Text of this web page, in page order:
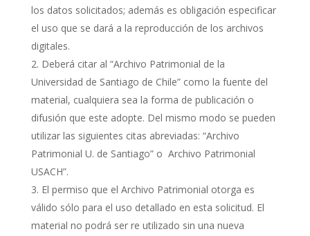
los datos solicitados; además es obligación especificar
el uso que se dará a la reproducción de los archivos
digitales.
Deberá citar al “Archivo Patrimonial de la
Universidad de Santiago de Chile” como la fuente del
material, cualquiera sea la forma de publicación o
difusión que este adopte. Del mismo modo se pueden
utilizar las siguientes citas abreviadas: “Archivo
Patrimonial U. de Santiago” o Archivo Patrimonial
USACH”.
El permiso que el Archivo Patrimonial otorga es
válido sólo para el uso detallado en esta solicitud. El
material no podrá ser re utilizado sin una nueva